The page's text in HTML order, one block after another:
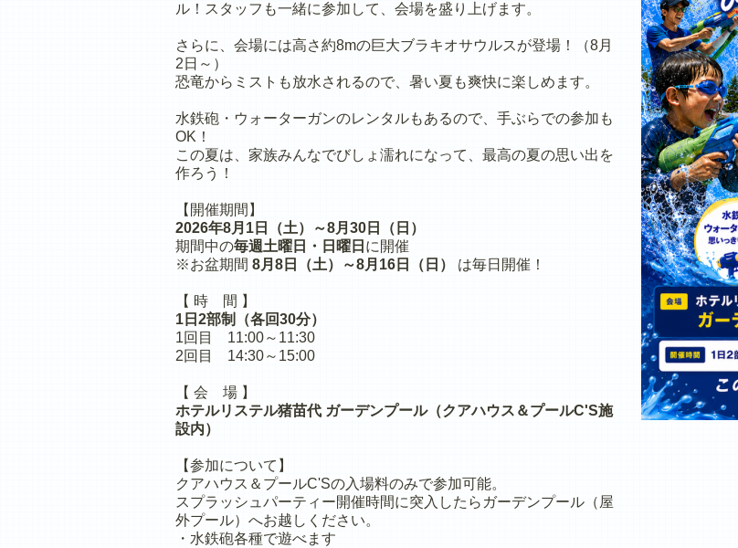
ル！スタッフも一緒に参加して、会場を盛り上げます。
さらに、会場には高さ約8mの巨大ブラキオサウルスが登場！（8月
2日～）
恐竜からミストも放水されるので、暑い夏も爽快に楽しめます。
水鉄砲・ウォーターガンのレンタルもあるので、手ぶらでの参加も
OK！
この夏は、家族みんなでびしょ濡れになって、最高の夏の思い出を
作ろう！
【開催期間】
2026年8月1日（土）～8月30日（日）
期間中の毎週土曜日・日曜日 に開催
※お盆期間 8月8日（土）～8月16日（日） は毎日開催！
【 時 間 】
1日2部制（各回30分）
1回目 11:00～11:30
2回目 14:30～15:00
【 会 場 】
ホテルリステル猪苗代 ガーデンプール（クアハウス＆プールC'S施
設内）
【参加について】
クアハウス＆プールC'Sの入場料のみで参加可能。
スプラッシュパーティー開催時間に突入したらガーデンプール（屋
外プール）へお越しください。
・水鉄砲各種で遊べます